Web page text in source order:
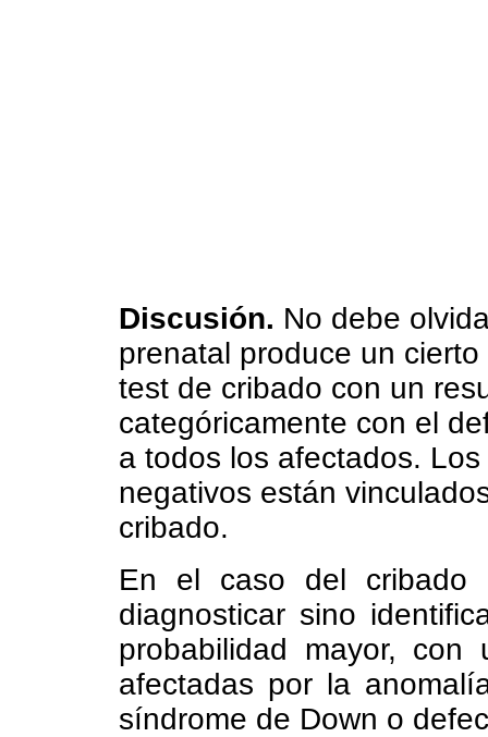
Discusión. No debe
prenatal produce un
test de cribado con un
categóricamente con el
a todos los afectados.
negativos están
cribado.
En el caso del cribado
diagnosticar sino
probabilidad mayor,
afectadas por la
síndrome de Down o